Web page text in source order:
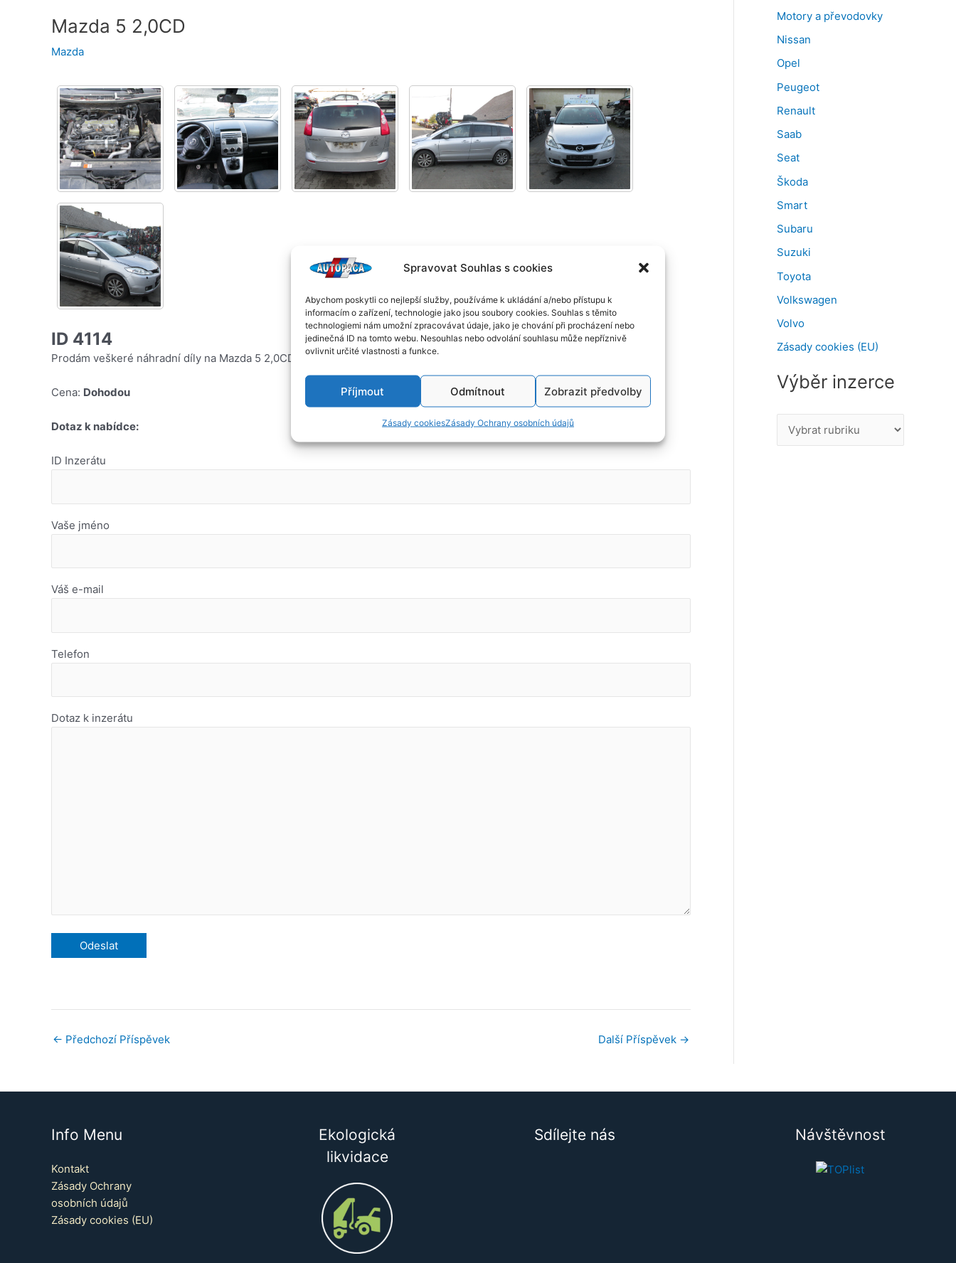
Spravovat Souhlas s cookies
Abychom poskytli co nejlepší služby, používáme k ukládání a/nebo přístupu k
informacím o zařízení, technologie jako jsou soubory cookies. Souhlas s těmito
technologiemi nám umožní zpracovávat údaje, jako je chování při procházení nebo
jedinečná ID na tomto webu. Nesouhlas nebo odvolání souhlasu může nepříznivě
ovlivnit určité vlastnosti a funkce.
Příjmout Odmítnout Zobrazit předvolby
Zásady cookiesZásady Ochrany osobních údajů
Mazda 5 2,0CD
Mazda
ID 4114
Prodám veškeré náhradní díly na Mazda 5 2,0CD, r.v. 2007, kód motoru: RF (105kw)
Cena: Dohodou
Dotaz k nabídce:
ID Inzerátu
Vaše jméno
Váš e-mail
Telefon
Dotaz k inzerátu
← Předchozí Příspěvek Další Příspěvek →
Motory a převodovky
Nissan
Opel
Peugeot
Renault
Saab
Seat
Škoda
Smart
Subaru
Suzuki
Toyota
Volkswagen
Volvo
Zásady cookies (EU)
Výběr inzerce
Info Menu
Kontakt
Zásady Ochrany
osobních údajů
Zásady cookies (EU)
Ekologická
likvidace
Sdílejte nás Návštěvnost